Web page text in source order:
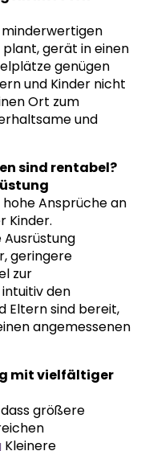
gerät in einen
genügen
und Kinder nicht
Ort zum
und
sind rentabel?
Ansprüche an
Kinder.
geringere
zur
den
Eltern sind bereit,
angemessenen
mit vielfältiger
größere
Kleinere